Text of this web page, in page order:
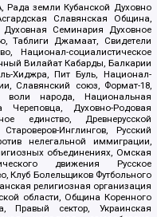
Рада земли Кубанской Духовно
Славянская Община,
Семинария Духовное
Таблиги Джамаат, Свидетели
Национал-социалистическое
Вилайат Кабарды, Балкарии
Хиджра, Пит Буль, Национал-
Славянский союз, Формат-18,
народа, Национальная
Череповца, Духовно-Родовая
единство, Древнерусской
Инглингов, Русский
нелегальной иммиграции,
объединениях, Омская
движения Русское
Клуб Болельщиков Футбольного
религиозная организация
области, Община Коренного
Правый сектор, Украинская